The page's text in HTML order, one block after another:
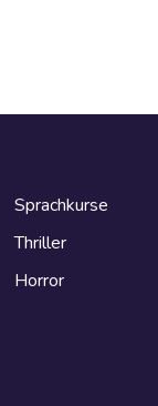
Sprachkurse
Thriller
Horror